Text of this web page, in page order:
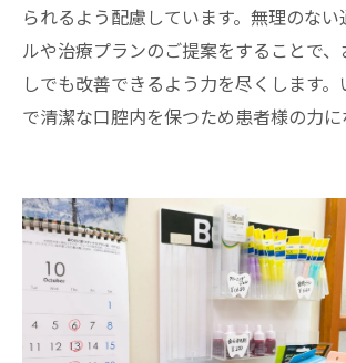
られるよう配慮しています。無理のない
ルや治療プランのご提案をすることで
しでも改善できるよう力を尽くします
で清潔な口腔内を保つため患者様の力に